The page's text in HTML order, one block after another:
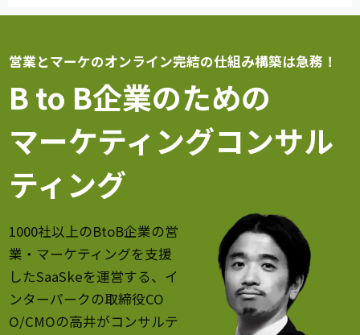
営業とマーケのオンライン完結の仕組み構築は急務！
B to B企業のための
マーケティングコンサル
ティング
1000社以上のBtoB企業の営
業・マーケティングを支援
したSaaSkeを運営する、イ
ンターパークの取締役CO
O/CMOの高井がコンサルテ